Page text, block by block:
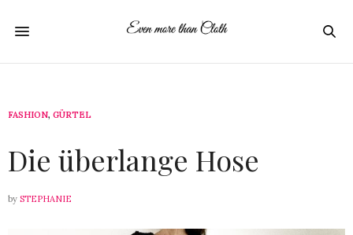
FASHION, GÜRTEL
Die überlange Hose
by STEPHANIE